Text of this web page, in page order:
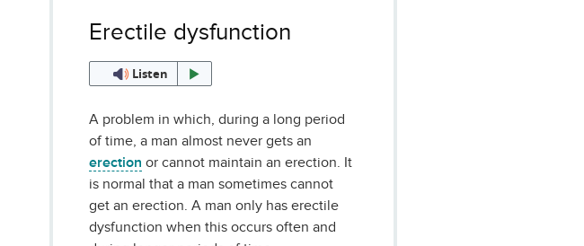
Erectile dysfunction
Listen
A problem in which, during a long period
of time, a man almost never gets an
erection or cannot maintain an erection. It
is normal that a man sometimes cannot
get an erection. A man only has erectile
dysfunction when this occurs often and